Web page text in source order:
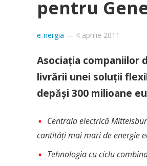
pentru
e-nergia — 4 aprilie 2011
Asociaţia companiilor
livrării unei soluţii
depăşi 300 milioane
Centrala electrică
cantităţi mai mari de energie
Tehnologia cu ciclu